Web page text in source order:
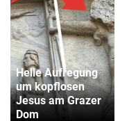
Helle Aufregung
um kopflosen
Jesus am Grazer
Dom